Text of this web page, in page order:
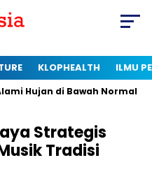
KLOPHEALTH ILMU
Bawah Normal Kapan
Strategis
Tradisi